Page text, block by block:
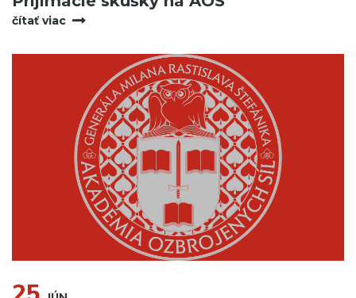
čítať viac